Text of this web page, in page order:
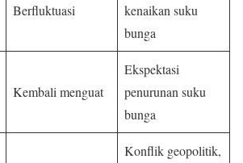
Berfluktuasi
kenaikan suku
bunga
Kembali menguat
Ekspektasi
penurunan suku
bunga
Konflik geopolitik,